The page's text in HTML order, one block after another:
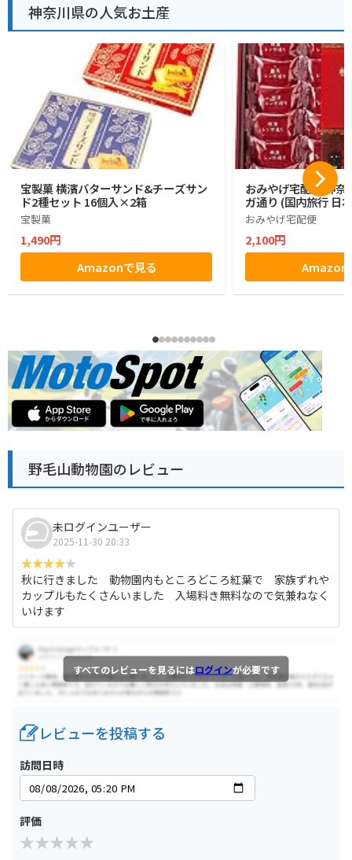
神奈川県の人気お土産
宝製菓 横濱バターサンド&チーズサン
ド2種セット 16個入×2箱
宝製菓
1,490円
Amazonで見る
おみやげ宅配便 神奈
ガ通り (国内旅行 日
おみやげ宅配便
2,100円
Amazon
野毛山動物園のレビュー
未ログインユーザー
2025-11-30 20:33
秋に行きました 動物園内もところどころ紅葉で 家族ずれや
カップルもたくさんいました 入場料き無料なので気兼ねなく
いけます
すべてのレビューを見るにはログインが必要です
レビューを投稿する
訪問日時
評価